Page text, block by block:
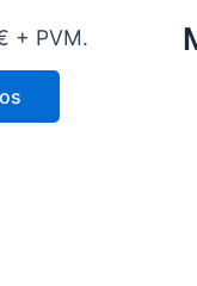
+ PVM.